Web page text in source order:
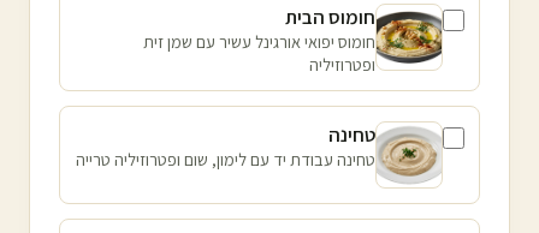
חומוס הבית
חומוס יפואי אורגינל עשיר עם שמן זית
ופטרוזיליה
טחינה
טחינה עבודת יד עם לימון, שום ופטרוזיליה טרייה